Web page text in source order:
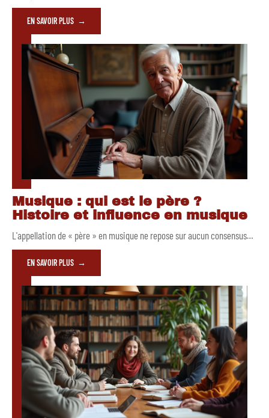
EN SAVOIR PLUS
Musique : qui est le père ?
Histoire et influence en musique
L'appellation de « père » en musique ne repose sur aucun consensus…
EN SAVOIR PLUS